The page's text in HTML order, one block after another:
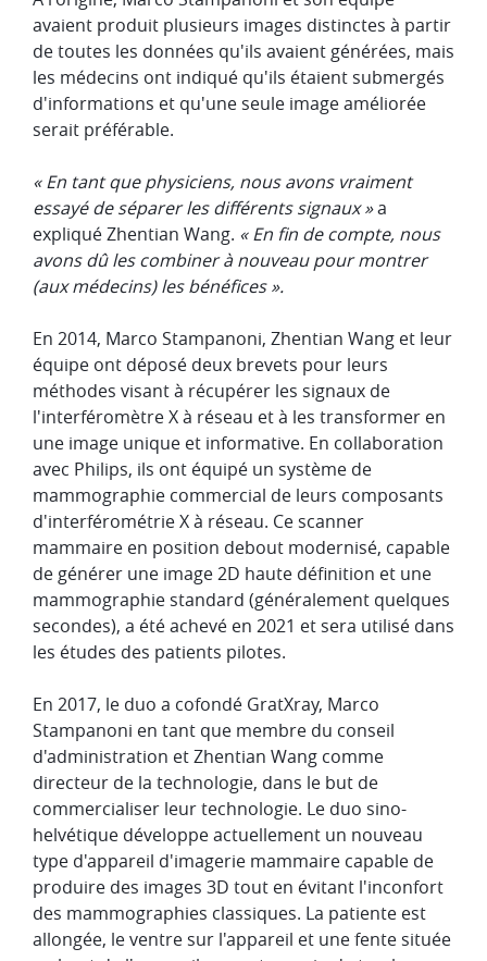
avaient produit plusieurs images distinctes à partir
de toutes les données qu'ils avaient générées, mais
les médecins ont indiqué qu'ils étaient submergés
d'informations et qu'une seule image améliorée
serait préférable.
« En tant que physiciens, nous avons vraiment
essayé de séparer les différents signaux »a
expliqué Zhentian Wang. « En fin de compte, nous
avons dû les combiner à nouveau pour montrer
(aux médecins) les bénéfices ».
En 2014, Marco Stampanoni, Zhentian Wang et leur
équipe ont déposé deux brevets pour leurs
méthodes visant à récupérer les signaux de
l'interféromètre X à réseau et à les transformer en
une image unique et informative. En collaboration
avec Philips, ils ont équipé un système de
mammographie commercial de leurs composants
d'interférométrie X à réseau. Ce scanner
mammaire en position debout modernisé, capable
de générer une image 2D haute définition et une
mammographie standard (généralement quelques
secondes), a été achevé en 2021 et sera utilisé dans
les études des patients pilotes.
En 2017, le duo a cofondé GratXray, Marco
Stampanoni en tant que membre du conseil
d'administration et Zhentian Wang comme
directeur de la technologie, dans le but de
commercialiser leur technologie. Le duo sino-
helvétique développe actuellement un nouveau
type d'appareil d'imagerie mammaire capable de
produire des images 3D tout en évitant l'inconfort
des mammographies classiques. La patiente est
allongée, le ventre sur l'appareil et une fente située